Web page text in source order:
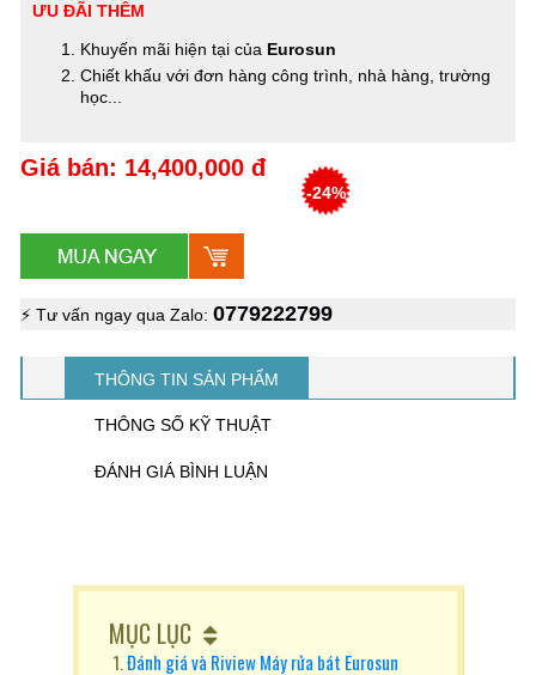
ƯU ĐÃI THÊM
Khuyến mãi hiện tại của Eurosun
Chiết khấu với đơn hàng công trình, nhà hàng, trường
học...
Giá bán: 14,400,000 đ
-24%
⚡ Tư vấn ngay qua Zalo: 0779222799
THÔNG TIN SẢN PHẨM
THÔNG SỐ KỸ THUẬT
ĐÁNH GIÁ BÌNH LUẬN
MỤC LỤC
Đánh giá và Riview Máy rửa bát Eurosun